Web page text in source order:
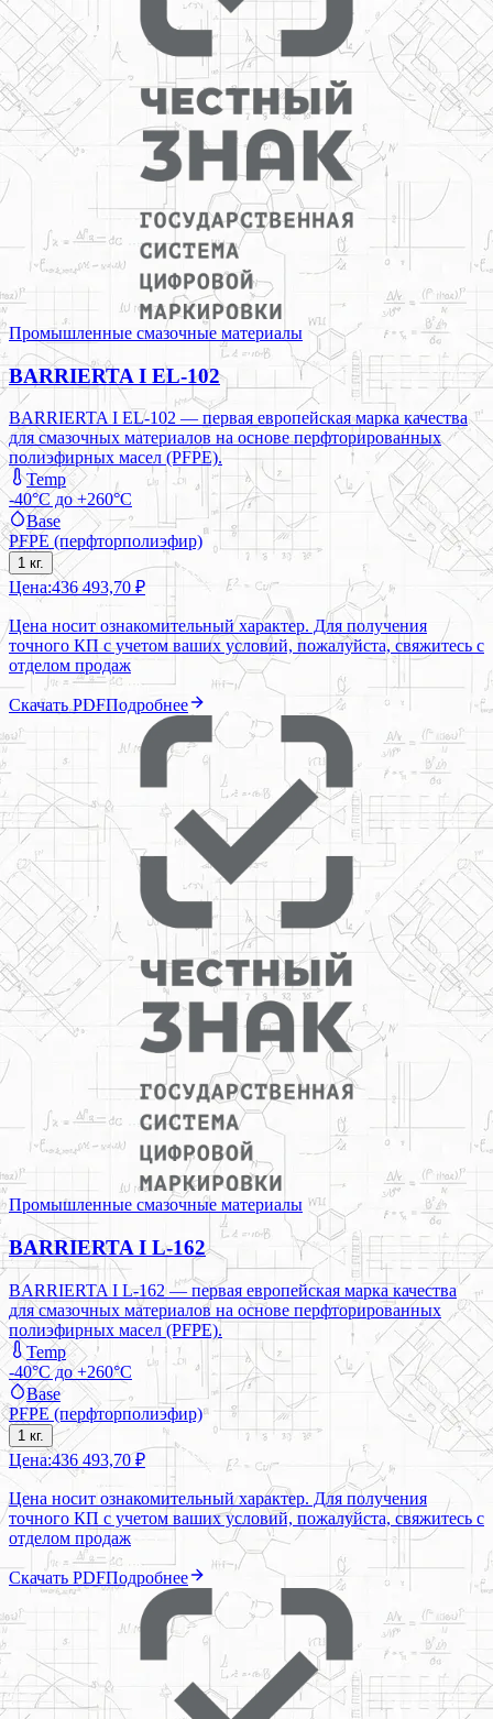
Промышленные смазочные материалы
BARRIERTA I EL-102
BARRIERTA I EL-102 — первая европейская марка качества
для смазочных материалов на основе перфторированных
полиэфирных масел (PFPE).
Temp
-40°C до +260°C
Base
PFPE (перфторполиэфир)
1 кг.
Цена:436 493,70 ₽
Цена носит ознакомительный характер. Для получения
точного КП с учетом ваших условий, пожалуйста, свяжитесь с
отделом продаж
Скачать PDFПодробнее
Промышленные смазочные материалы
BARRIERTA I L-162
BARRIERTA I L-162 — первая европейская марка качества
для смазочных материалов на основе перфторированных
полиэфирных масел (PFPE).
Temp
-40°C до +260°C
Base
PFPE (перфторполиэфир)
1 кг.
Цена:436 493,70 ₽
Цена носит ознакомительный характер. Для получения
точного КП с учетом ваших условий, пожалуйста, свяжитесь с
отделом продаж
Скачать PDFПодробнее